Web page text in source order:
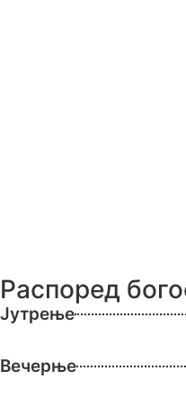
Распоред
Јутрење
Вечерње